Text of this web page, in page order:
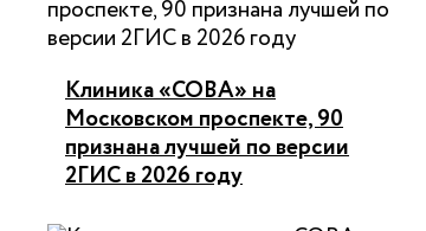
Клиника «СОВА» на
Московском проспекте, 90
признана лучшей по версии
2ГИС в 2026 году